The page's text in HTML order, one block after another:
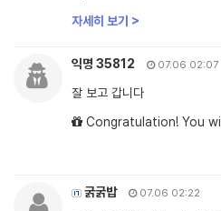
자세히 보기 >
익명 35812 07.06 02:07
잘 보고 갑니다
Congratulation! You
굵굵밥 07.06 02:22